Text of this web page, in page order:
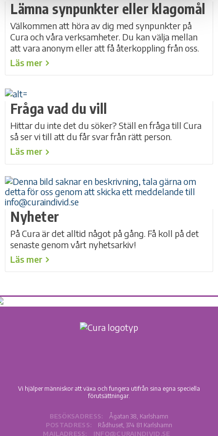
Lämna synpunkter eller klagomål
Välkommen att höra av dig med synpunkter på
Cura och våra verksamheter. Du kan välja mellan
att vara anonym eller att få återkoppling från oss.
Läs mer
Fråga vad du vill
Hittar du inte det du söker? Ställ en fråga till Cura
så ser vi till att du får svar från rätt person.
Läs mer
Nyheter
På Cura är det alltid något på gång. Få koll på det
senaste genom vårt nyhetsarkiv!
Läs mer
Vi hjälper människor att växa och fungera utifrån sina egna speciella
förutsättningar.
BESÖKSADRESS: Ågatan 38, Karlshamn
POSTADRESS: Rådhuset, 374 81 Karlshamn
MAILADRESS: INFO@CURAINDIVID.SE